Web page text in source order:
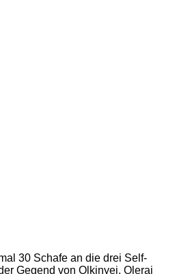
30 Schafe an die drei Self-
Gegend von Olkinyei, Olerai